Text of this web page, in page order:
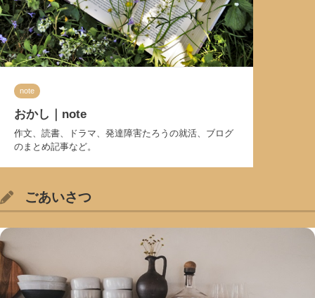
note
おかし｜note
作文、読書、ドラマ、発達障害たろうの就活、ブログ
のまとめ記事など。
ごあいさつ